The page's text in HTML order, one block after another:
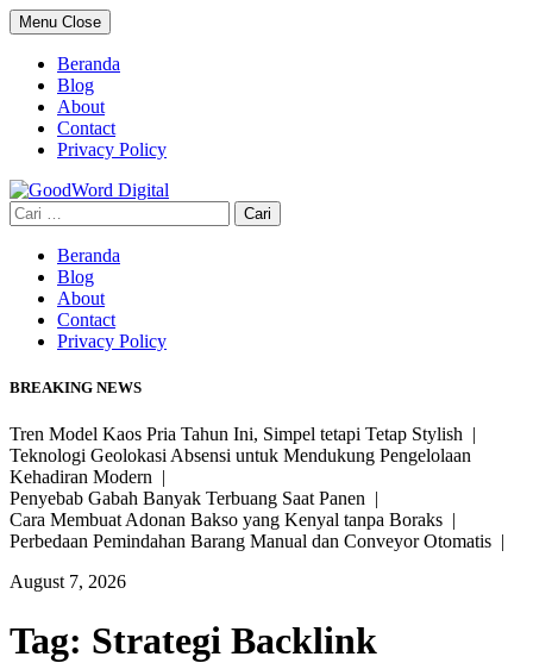
Skip
to
content
Menu Close
Beranda
Blog
About
Contact
Privacy Policy
Cari
untuk:
Beranda
Blog
About
Contact
Privacy Policy
BREAKING NEWS
Tren Model Kaos Pria Tahun Ini, Simpel tetapi Tetap Stylish |
Teknologi Geolokasi Absensi untuk Mendukung Pengelolaan
Kehadiran Modern |
Penyebab Gabah Banyak Terbuang Saat Panen |
Cara Membuat Adonan Bakso yang Kenyal tanpa Boraks |
Perbedaan Pemindahan Barang Manual dan Conveyor Otomatis |
August 7, 2026
Tag: Strategi Backlink